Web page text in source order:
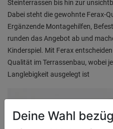
Steinterrassen bis hin zur
Dabei steht die gewohnte Ferax-
Ergänzende Montagehilfen,
runden das Angebot ab und
Kinderspiel. Mit Ferax
Qualität im Terrassenbau, wobei
Langlebigkeit ausgelegt ist
Deine Wahl